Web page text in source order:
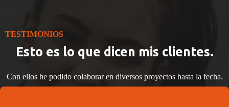
TESTIMONIOS
Esto es lo que dicen mis clientes.
Con ellos he podido colaborar en diversos proyectos hasta la fecha.